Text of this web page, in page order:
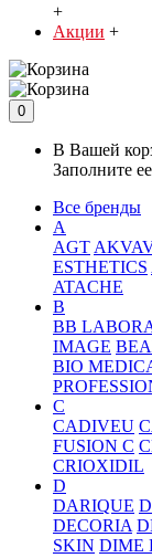
+
Акции +
0
В Вашей
Заполните
Все бренды
A
AGT
ESTHETICS
ATACHE
B
BB
IMAGE
BIO
C
CADIVEU
FUSION C
CRIOXIDIL
D
DARIQUE
DECORIA
SKIN DIME